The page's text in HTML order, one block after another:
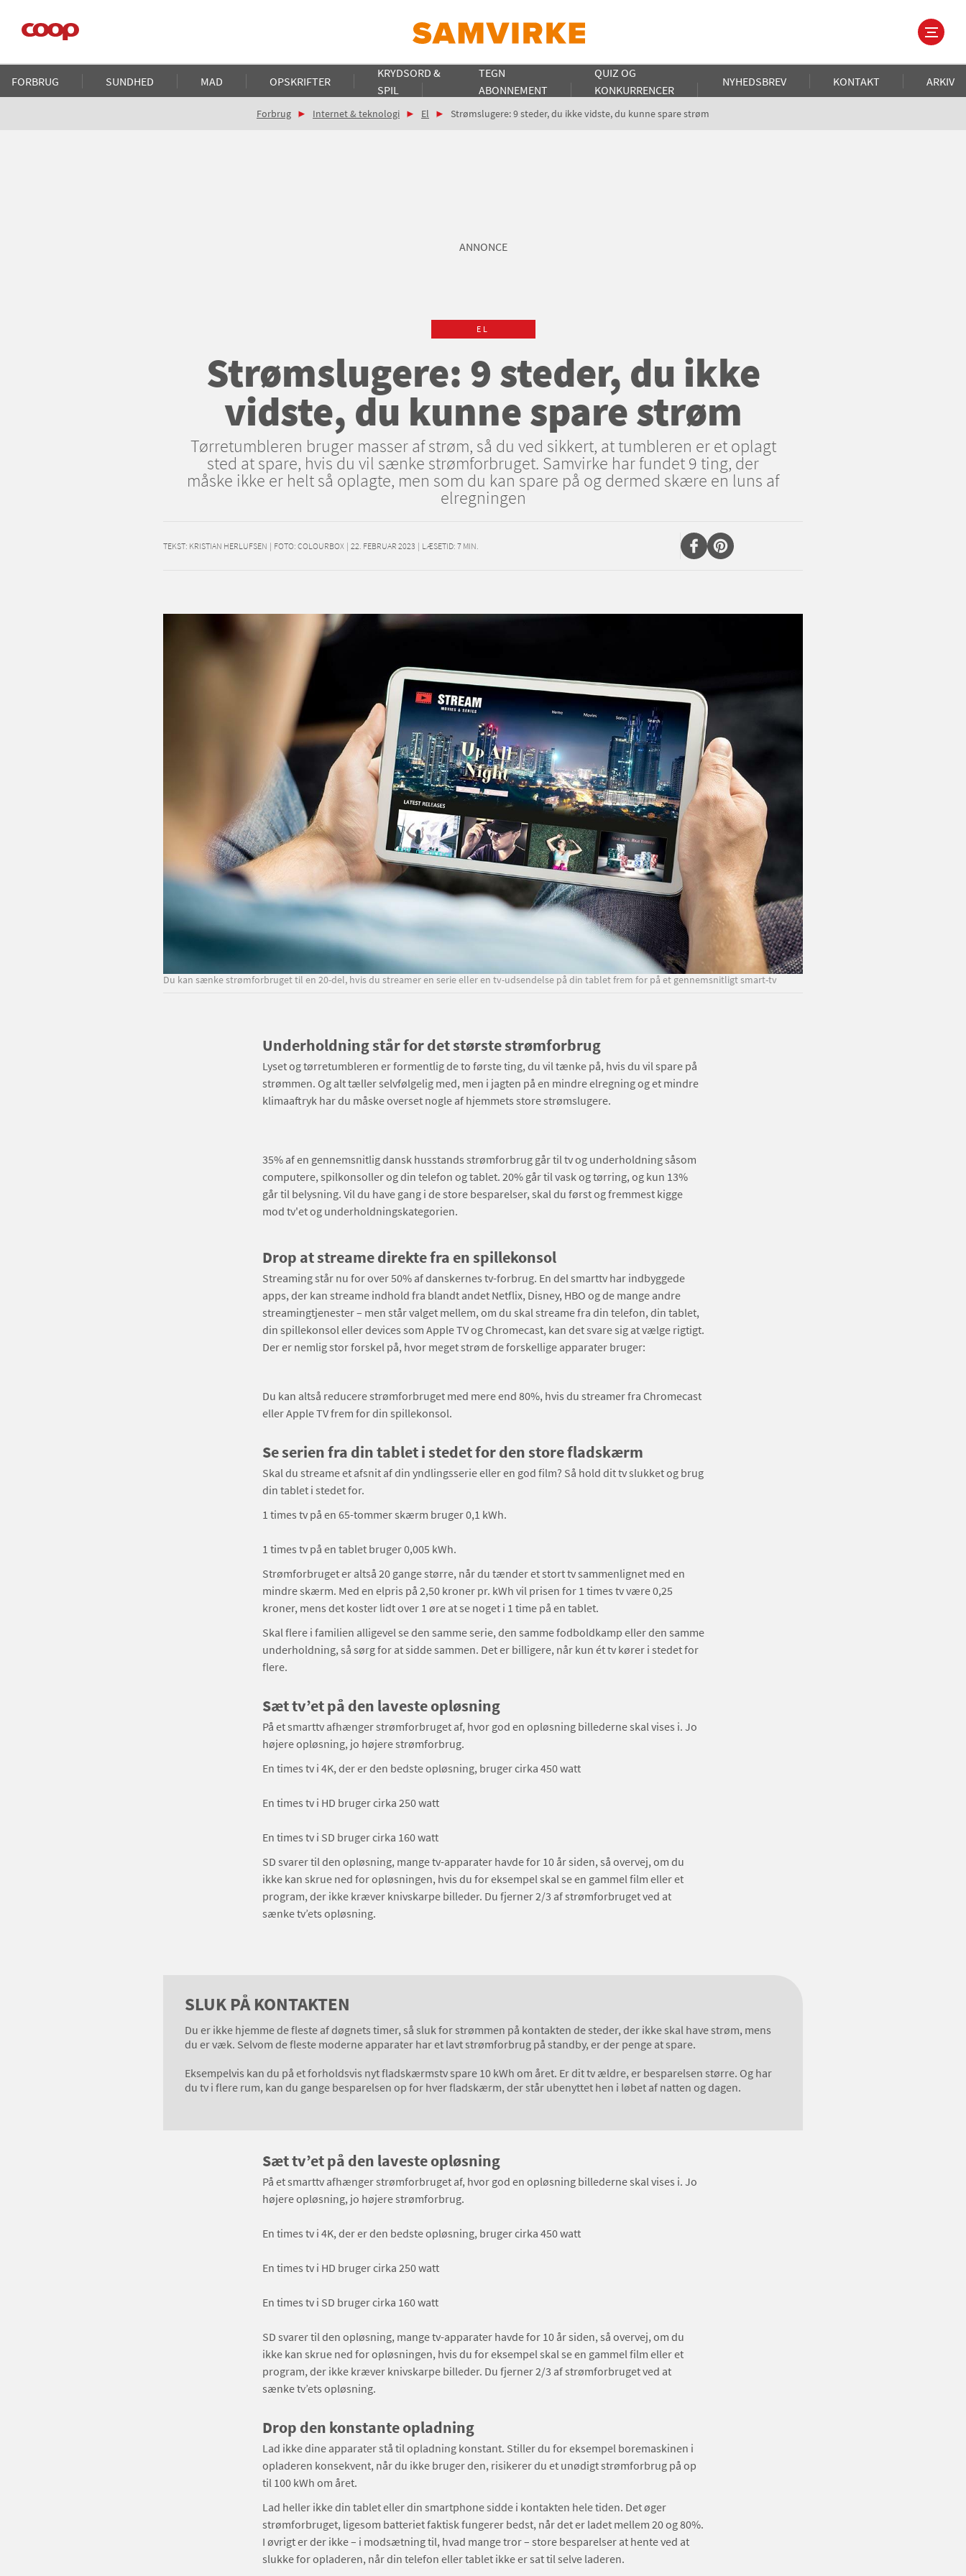
hovedindhold
Main
navigation
FORBRUG SUNDHED MAD OPSKRIFTER
KRYDSORD &
SPIL
TEGN
ABONNEMENT
QUIZ OG
KONKURRENCER
NYHEDSBREV KONTAKT ARKIV
Brødkrumme
Forbrug Internet & teknologi El Strømslugere: 9 steder, du ikke vidste, du kunne spare strøm
ANNONCE
EL
Strømslugere: 9 steder, du ikke
vidste, du kunne spare strøm
Tørretumbleren bruger masser af strøm, så du ved sikkert, at tumbleren er et oplagt
sted at spare, hvis du vil sænke strømforbruget. Samvirke har fundet 9 ting, der
måske ikke er helt så oplagte, men som du kan spare på og dermed skære en luns af
elregningen
TEKST: KRISTIAN HERLUFSEN | FOTO: COLOURBOX | 22. FEBRUAR 2023 | LÆSETID: 7 MIN.
Du kan sænke strømforbruget til en 20-del, hvis du streamer en serie eller en tv-udsendelse på din tablet frem for på et gennemsnitligt smart-tv
Underholdning står for det største strømforbrug
Lyset og tørretumbleren er formentlig de to første ting, du vil tænke på, hvis du vil spare på
strømmen. Og alt tæller selvfølgelig med, men i jagten på en mindre elregning og et mindre
klimaaftryk har du måske overset nogle af hjemmets store strømslugere.
35% af en gennemsnitlig dansk husstands strømforbrug går til tv og underholdning såsom
computere, spilkonsoller og din telefon og tablet. 20% går til vask og tørring, og kun 13%
går til belysning. Vil du have gang i de store besparelser, skal du først og fremmest kigge
mod tv'et og underholdningskategorien.
Drop at streame direkte fra en spillekonsol
Streaming står nu for over 50% af danskernes tv-forbrug. En del smarttv har indbyggede
apps, der kan streame indhold fra blandt andet Netflix, Disney, HBO og de mange andre
streamingtjenester – men står valget mellem, om du skal streame fra din telefon, din tablet,
din spillekonsol eller devices som Apple TV og Chromecast, kan det svare sig at vælge rigtigt.
Der er nemlig stor forskel på, hvor meget strøm de forskellige apparater bruger:
Du kan altså reducere strømforbruget med mere end 80%, hvis du streamer fra Chromecast
eller Apple TV frem for din spillekonsol.
Se serien fra din tablet i stedet for den store fladskærm
Skal du streame et afsnit af din yndlingsserie eller en god film? Så hold dit tv slukket og brug
din tablet i stedet for.
1 times tv på en 65-tommer skærm bruger 0,1 kWh.
1 times tv på en tablet bruger 0,005 kWh.
Strømforbruget er altså 20 gange større, når du tænder et stort tv sammenlignet med en
mindre skærm. Med en elpris på 2,50 kroner pr. kWh vil prisen for 1 times tv være 0,25
kroner, mens det koster lidt over 1 øre at se noget i 1 time på en tablet.
Skal flere i familien alligevel se den samme serie, den samme fodboldkamp eller den samme
underholdning, så sørg for at sidde sammen. Det er billigere, når kun ét tv kører i stedet for
flere.
Sæt tv’et på den laveste opløsning
På et smarttv afhænger strømforbruget af, hvor god en opløsning billederne skal vises i. Jo
højere opløsning, jo højere strømforbrug.
En times tv i 4K, der er den bedste opløsning, bruger cirka 450 watt
En times tv i HD bruger cirka 250 watt
En times tv i SD bruger cirka 160 watt
SD svarer til den opløsning, mange tv-apparater havde for 10 år siden, så overvej, om du
ikke kan skrue ned for opløsningen, hvis du for eksempel skal se en gammel film eller et
program, der ikke kræver knivskarpe billeder. Du fjerner 2/3 af strømforbruget ved at
sænke tv’ets opløsning.
SLUK PÅ KONTAKTEN
Du er ikke hjemme de fleste af døgnets timer, så sluk for strømmen på kontakten de steder, der ikke skal have strøm, mens
du er væk. Selvom de fleste moderne apparater har et lavt strømforbrug på standby, er der penge at spare.
Eksempelvis kan du på et forholdsvis nyt fladskærmstv spare 10 kWh om året. Er dit tv ældre, er besparelsen større. Og har
du tv i flere rum, kan du gange besparelsen op for hver fladskærm, der står ubenyttet hen i løbet af natten og dagen.
Sæt tv’et på den laveste opløsning
På et smarttv afhænger strømforbruget af, hvor god en opløsning billederne skal vises i. Jo
højere opløsning, jo højere strømforbrug.
En times tv i 4K, der er den bedste opløsning, bruger cirka 450 watt
En times tv i HD bruger cirka 250 watt
En times tv i SD bruger cirka 160 watt
SD svarer til den opløsning, mange tv-apparater havde for 10 år siden, så overvej, om du
ikke kan skrue ned for opløsningen, hvis du for eksempel skal se en gammel film eller et
program, der ikke kræver knivskarpe billeder. Du fjerner 2/3 af strømforbruget ved at
sænke tv’ets opløsning.
Drop den konstante opladning
Lad ikke dine apparater stå til opladning konstant. Stiller du for eksempel boremaskinen i
opladeren konsekvent, når du ikke bruger den, risikerer du et unødigt strømforbrug på op
til 100 kWh om året.
Lad heller ikke din tablet eller din smartphone sidde i kontakten hele tiden. Det øger
strømforbruget, ligesom batteriet faktisk fungerer bedst, når det er ladet mellem 20 og 80%.
I øvrigt er der ikke – i modsætning til, hvad mange tror – store besparelser at hente ved at
slukke for opladeren, når din telefon eller tablet ikke er sat til selve laderen.